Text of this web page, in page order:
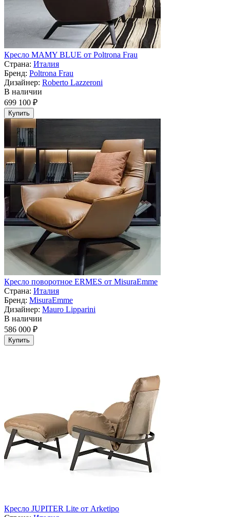
Кресло MAMY BLUE от Poltrona Frau
Страна: Италия
Бренд: Poltrona Frau
Дизайнер: Roberto Lazzeroni
В наличии
699 100 ₽
Купить
Кресло поворотное ERMES от MisuraEmme
Страна: Италия
Бренд: MisuraEmme
Дизайнер: Mauro Lipparini
В наличии
586 000 ₽
Купить
Кресло JUPITER Lite от Arketipo